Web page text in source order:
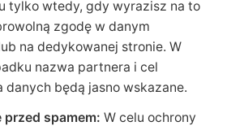
tylko wtedy, gdy wyrazisz na to
zgodę w danym
na dedykowanej stronie. W
nazwa partnera i cel
danych będą jasno wskazane.
przed spamem: W celu ochrony